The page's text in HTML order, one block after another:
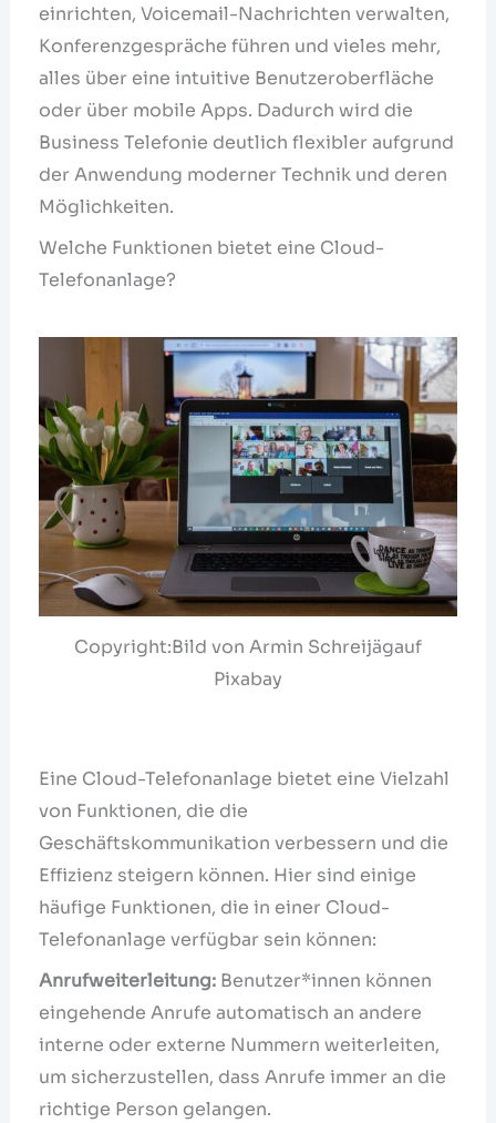
einrichten, Voicemail-Nachrichten verwalten,
Konferenzgespräche führen und vieles mehr,
alles über eine intuitive Benutzeroberfläche
oder über mobile Apps. Dadurch wird die
Business Telefonie deutlich flexibler aufgrund
der Anwendung moderner Technik und deren
Möglichkeiten.
Welche Funktionen bietet eine Cloud-
Telefonanlage?
Copyright:Bild von Armin Schreijägauf
Pixabay
Eine Cloud-Telefonanlage bietet eine Vielzahl
von Funktionen, die die
Geschäftskommunikation verbessern und die
Effizienz steigern können. Hier sind einige
häufige Funktionen, die in einer Cloud-
Telefonanlage verfügbar sein können:
Anrufweiterleitung:Benutzer*innen können
eingehende Anrufe automatisch an andere
interne oder externe Nummern weiterleiten,
um sicherzustellen, dass Anrufe immer an die
richtige Person gelangen.